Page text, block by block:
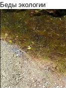
Беды экологии